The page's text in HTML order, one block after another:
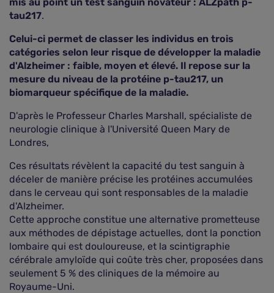
tau217.
Celui-ci permet de classer les individus en trois
catégories selon leur risque de développer la maladie
d'Alzheimer : faible, moyen et élevé. Il repose sur la
mesure du niveau de la protéine p-tau217, un
biomarqueur spécifique de la maladie.
D'après le Professeur Charles Marshall, spécialiste de
neurologie clinique à l'Université Queen Mary de
Londres,
Ces résultats révèlent la capacité du test sanguin à
déceler de manière précise les protéines accumulées
dans le cerveau qui sont responsables de la maladie
d'Alzheimer.
Cette approche constitue une alternative prometteuse
aux méthodes de dépistage actuelles, dont la ponction
lombaire qui est douloureuse, et la scintigraphie
cérébrale amyloïde qui coûte très cher, proposées dans
seulement 5 % des cliniques de la mémoire au
Royaume-Uni.